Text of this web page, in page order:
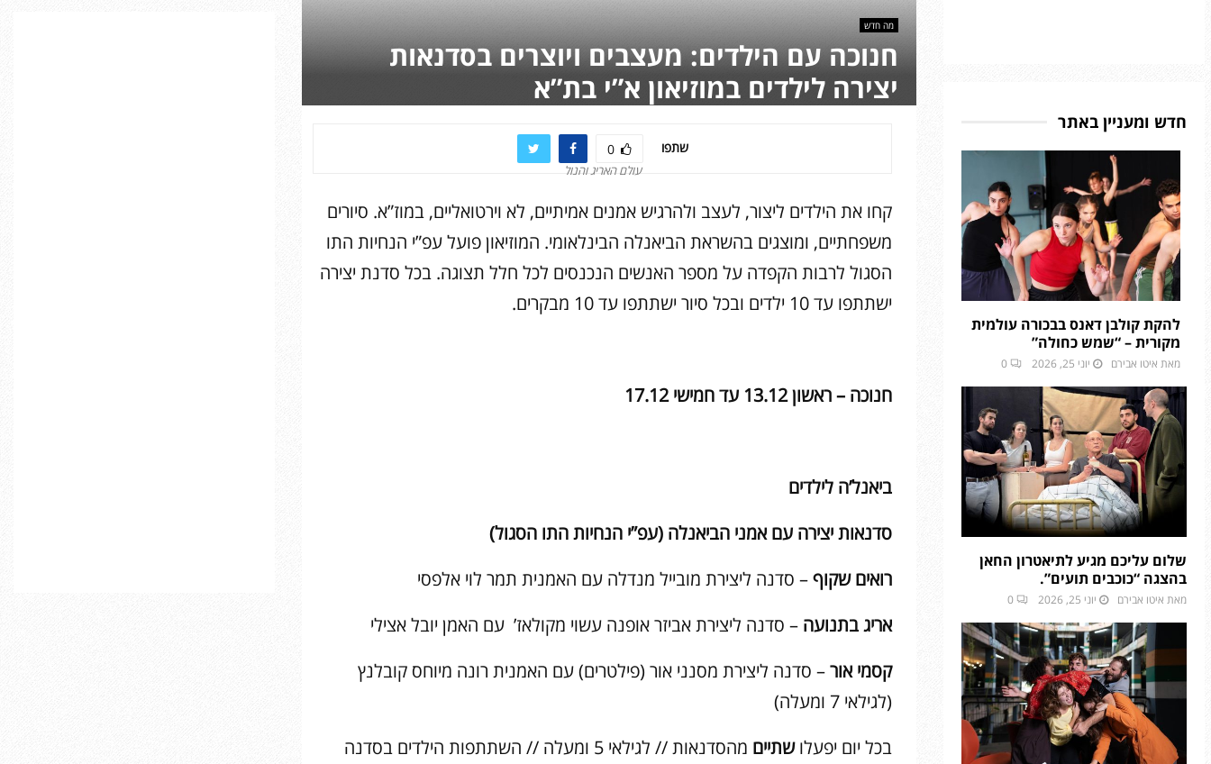
מה חדש
חנוכה עם הילדים: מעצבים ויוצרים בסדנאות
יצירה לילדים במוזיאון א”י בת”א
שתפו 0
עולם האריג והנול
קחו את הילדים ליצור, לעצב ולהרגיש אמנים אמיתיים, לא וירטואליים, במוז”א. סיורים
משפחתיים, ומוצגים בהשראת הביאנלה הבינלאומי. המוזיאון פועל עפ”י הנחיות התו
הסגול לרבות הקפדה על מספר האנשים הנכנסים לכל חלל תצוגה. בכל סדנת יצירה
ישתתפו עד 10 ילדים ובכל סיור ישתתפו עד 10 מבקרים.
חנוכה – ראשון 13.12 עד חמישי 17.12
ביאנל’ה לילדים
סדנאות יצירה עם אמני הביאנלה (עפ”י הנחיות התו הסגול)
רואים שקוף– סדנה ליצירת מובייל מנדלה עם האמנית תמר לוי אלפסי
אריג בתנועה – סדנה ליצירת אביזר אופנה עשוי מקולאז’ עם האמן יובל אצילי
קסמי אור– סדנה ליצירת מסנני אור (פילטרים) עם האמנית רונה מיוחס קובלנץ
(לגילאי 7 ומעלה)
בכל יום יפעלושתיים
מהסדנאות // לגילאי 5 ומעלה // השתתפות הילדים בסדנה
חדש ומעניין באתר
להקת קולבן דאנס בבכורה עולמית
מקורית – “שמש כחולה”
מאת איטו אבירם יוני 25, 2026 0
שלום עליכם מגיע לתיאטרון החאן
בהצגה “כוכבים תועים”.
מאת איטו אבירם יוני 25, 2026 0